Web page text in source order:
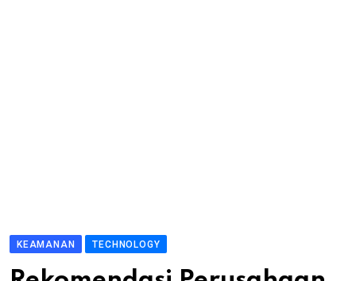
KEAMANAN TECHNOLOGY